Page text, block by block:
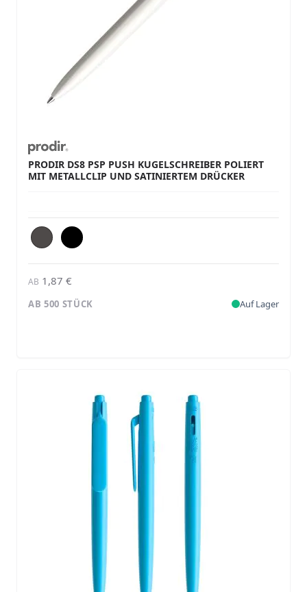
PRODIR DS8 PSP PUSH KUGELSCHREIBER POLIERT
MIT METALLCLIP UND SATINIERTEM DRÜCKER
AB 1,87 €
AB 500 STÜCK Auf Lager